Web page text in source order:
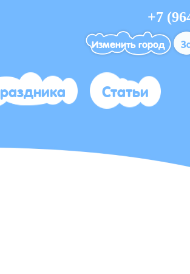
+7
Изменить город
Статьи